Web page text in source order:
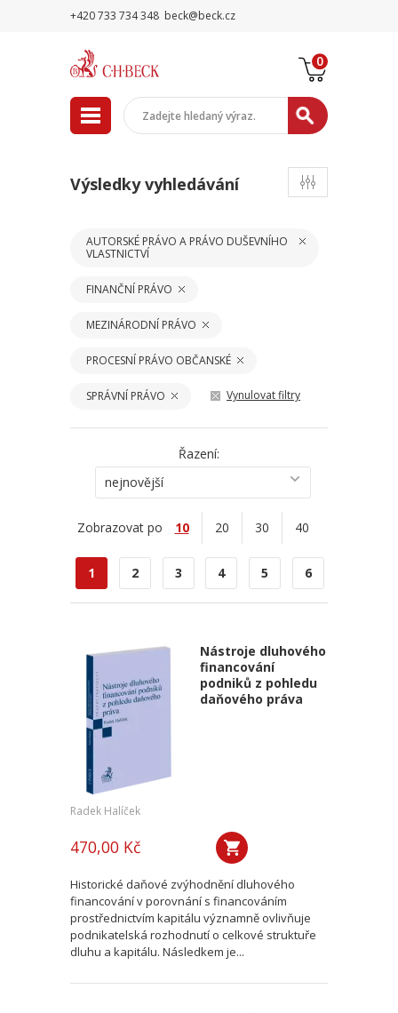
+420 733 734 348 beck@beck.cz
0
Výsledky vyhledávání
AUTORSKÉ PRÁVO A PRÁVO DUŠEVNÍHO
VLASTNICTVÍ
FINANČNÍ PRÁVO
MEZINÁRODNÍ PRÁVO
PROCESNÍ PRÁVO OBČANSKÉ
SPRÁVNÍ PRÁVO Vynulovat filtry
Řazení:
nejnovější
Zobrazovat po 10 20 30 40
1 2 3 4 5 6
Nástroje dluhového
financování
podniků z pohledu
daňového práva
Radek Halíček
470,00 Kč
Historické daňové zvýhodnění dluhového
financování v porovnání s financováním
prostřednictvím kapitálu významně ovlivňuje
podnikatelská rozhodnutí o celkové struktuře
dluhu a kapitálu. Následkem je...